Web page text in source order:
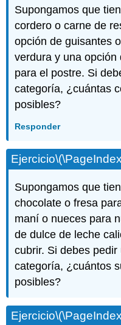
Supongamos que
cordero o carne de
opción de guisantes
verdura y una
para el postre. Si
categoría, ¿cuántas
posibles?
Responder
Ejercicio
Supongamos que
chocolate o fresa
maní o nueces para
de dulce de leche
cubrir. Si debes
categoría, ¿cuántos
posibles?
Ejercicio